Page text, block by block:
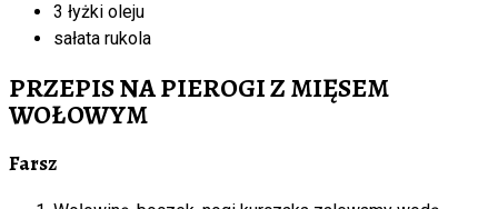
3 łyżki oleju
sałata rukola
PRZEPIS NA PIEROGI Z MIĘSEM
WOŁOWYM
Farsz